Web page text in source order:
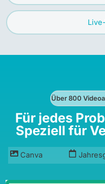
Über 800
Für jedes
Speziell für
Canva